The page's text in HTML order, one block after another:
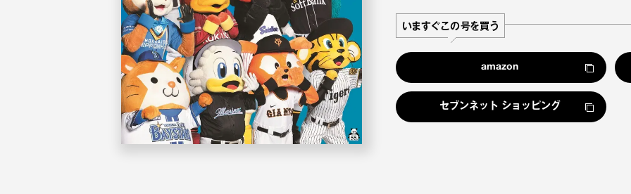
いますぐこの号を買う
amazon
セブンネット ショッピング